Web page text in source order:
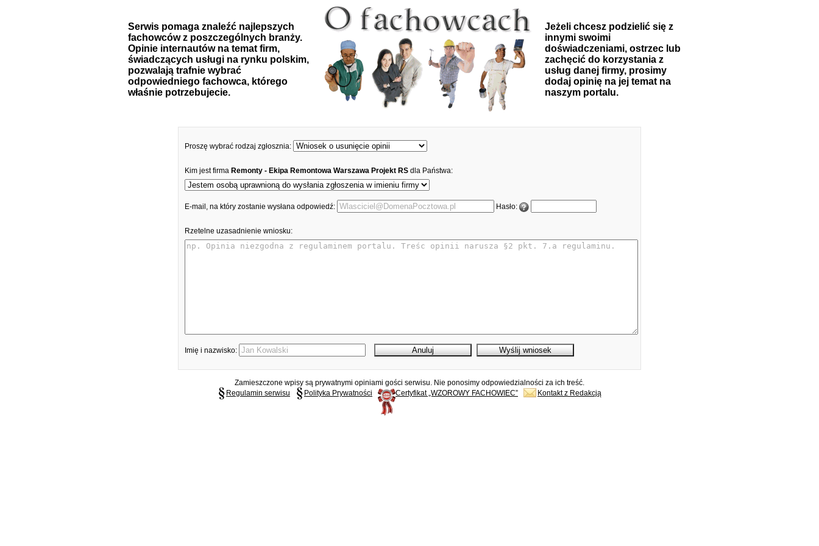
Serwis pomaga znaleźć najlepszych
fachowców z poszczególnych branży.
Opinie internautów na temat firm,
świadczących usługi na rynku polskim,
pozwalają trafnie wybrać
odpowiedniego fachowca, którego
właśnie potrzebujecie.
Jeżeli chcesz podzielić się z
innymi swoimi
doświadczeniami, ostrzec lub
zachęcić do korzystania z
usług danej firmy, prosimy
dodaj opinię na jej temat na
naszym portalu.
Proszę wybrać rodzaj zgłosznia:
Kim jest firma Remonty - Ekipa Remontowa Warszawa Projekt RS dla Państwa:
E-mail, na który zostanie wysłana odpowiedź: Hasło:
Rzetelne uzasadnienie wniosku:
Imię i nazwisko:
Zamieszczone wpisy są prywatnymi opiniami gości serwisu. Nie ponosimy odpowiedzialności za ich treść.
Regulamin serwisu
Polityka Prywatności Certyfikat „WZOROWY FACHOWIEC” Kontakt z Redakcją